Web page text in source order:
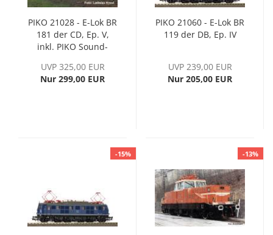
PIKO 21028 - E-Lok BR
181 der CD, Ep. V,
inkl. PIKO Sound-
UVP 325,00 EUR
Nur 299,00 EUR
PIKO 21060 - E-Lok BR
119 der DB, Ep. IV
UVP 239,00 EUR
Nur 205,00 EUR
-15% -13%